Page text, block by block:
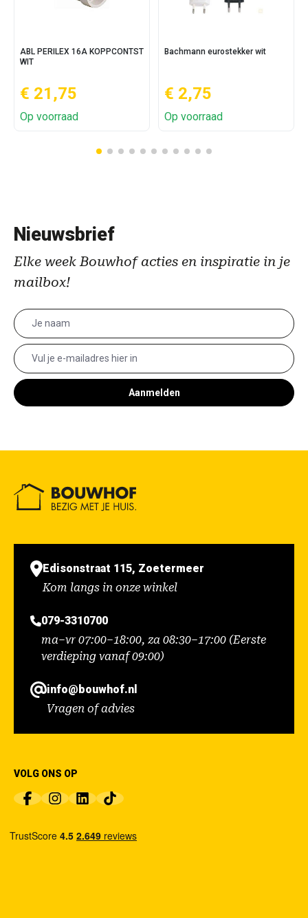
ABL PERILEX 16A KOPPCONTST
WIT
€ 21,75
Op voorraad
Bachmann eurostekker wit
€ 2,75
Op voorraad
Nieuwsbrief
Elke week Bouwhof acties en inspiratie in je
mailbox!
Aanmelden
Edisonstraat 115, Zoetermeer
Kom langs in onze winkel
079-3310700
ma–vr 07:00–18:00, za 08:30–17:00 (Eerste
verdieping vanaf 09:00)
info@bouwhof.nl
Vragen of advies
VOLG ONS OP